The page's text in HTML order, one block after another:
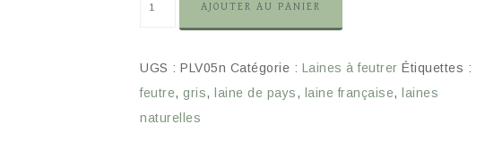
AJOUTER AU PANIER
UGS :PLV05n Catégorie : Laines à feutrer Étiquettes :
feutre,gris, laine de pays, laine française,
laines
naturelles